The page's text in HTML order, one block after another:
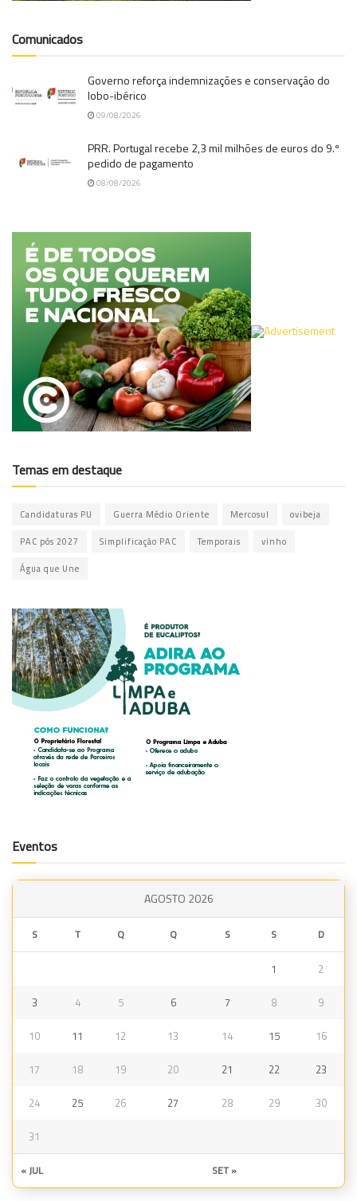
Comunicados
Governo reforça indemnizações e conservação do
lobo-ibérico
09/08/2026
PRR. Portugal recebe 2,3 mil milhões de euros do 9.º
pedido de pagamento
08/08/2026
Temas em destaque
Candidaturas PU Guerra Médio Oriente Mercosul ovibeja
PAC pós 2027 Simplificação PAC Temporais vinho
Água que Une
Eventos
AGOSTO 2026
S T Q Q S S D
1 2
3 4 5 6 7 8 9
10 11 12 13 14 15 16
17 18 19 20 21 22 23
24 25 26 27 28 29 30
31
« JUL SET »